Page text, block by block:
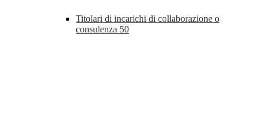
Titolari di incarichi di collaborazione o
consulenza 50